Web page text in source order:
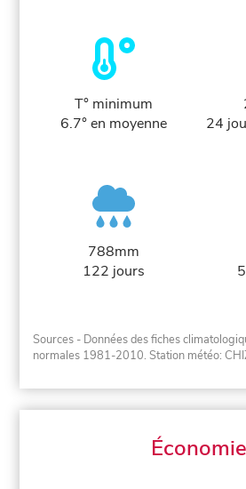
T° minimum
6.7° en moyenne
24
788mm
122 jours
Sources - Données des fiches
normales 1981-2010. Station météo:
Économie